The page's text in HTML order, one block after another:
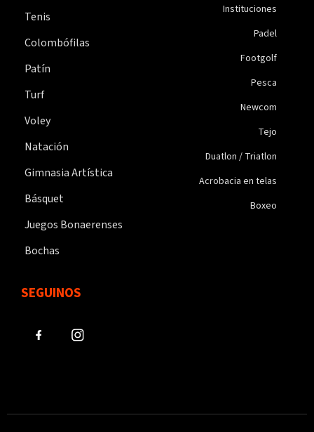
Tenis
Colombófilas
Patín
Turf
Voley
Natación
Gimnasia Artística
Básquet
Juegos Bonaerenses
Bochas
Instituciones
Padel
Footgolf
Pesca
Newcom
Tejo
Duatlon / Triatlon
Acrobacia en telas
Boxeo
SEGUINOS